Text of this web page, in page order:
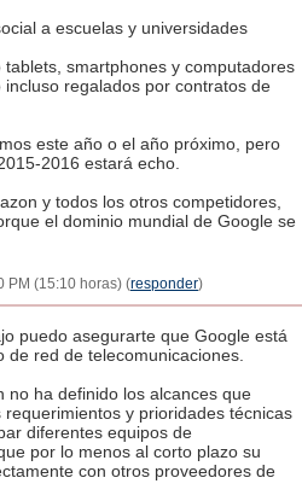
a escuelas y universidades
smartphones y computadores
regalados por contratos de
este año o el año próximo, pero
2016 estará echo.
y todos los otros competidores,
el dominio mundial de Google se
PM (15:10 horas) (responder)
puedo asegurarte que Google está
red de telecomunicaciones.
no ha definido los alcances que
y prioridades técnicas
diferentes equipos de
por lo menos al corto plazo su
con otros proveedores de